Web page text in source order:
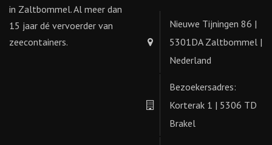
in Zaltbommel. Al meer dan
15 jaar dé vervoerder van
zeecontainers.
Nieuwe Tijningen 86 |
5301DA Zaltbommel |
Nederland
Bezoekersadres:
Korterak 1 | 5306 TD
Brakel